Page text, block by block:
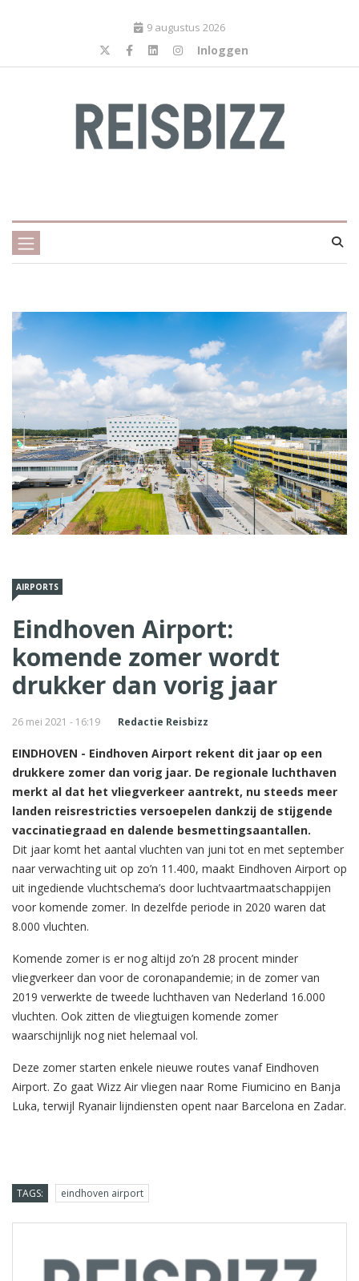
9 augustus 2026
Inloggen
AIRPORTS
Eindhoven Airport:
komende zomer wordt
drukker dan vorig jaar
26 mei 2021 - 16:19 Redactie Reisbizz
EINDHOVEN - Eindhoven Airport rekent dit jaar op een
drukkere zomer dan vorig jaar. De regionale luchthaven
merkt al dat het vliegverkeer aantrekt, nu steeds meer
landen reisrestricties versoepelen dankzij de stijgende
vaccinatiegraad en dalende besmettingsaantallen.
Dit jaar komt het aantal vluchten van juni tot en met september
naar verwachting uit op zo’n 11.400, maakt Eindhoven Airport op
uit ingediende vluchtschema’s door luchtvaartmaatschappijen
voor komende zomer. In dezelfde periode in 2020 waren dat
8.000 vluchten.
Komende zomer is er nog altijd zo’n 28 procent minder
vliegverkeer dan voor de coronapandemie; in de zomer van
2019 verwerkte de tweede luchthaven van Nederland 16.000
vluchten. Ook zitten de vliegtuigen komende zomer
waarschijnlijk nog niet helemaal vol.
Deze zomer starten enkele nieuwe routes vanaf Eindhoven
Airport. Zo gaat Wizz Air vliegen naar Rome Fiumicino en Banja
Luka, terwijl Ryanair lijndiensten opent naar Barcelona en Zadar.
TAGS: eindhoven airport